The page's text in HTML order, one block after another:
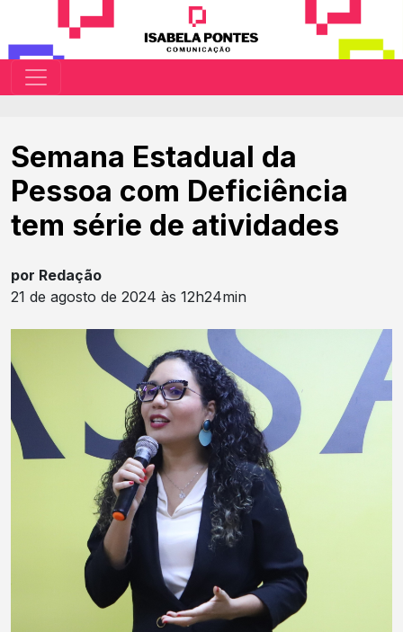
Semana Estadual da
Pessoa com Deficiência
tem série de atividades
por Redação
21 de agosto de 2024 às 12h24min